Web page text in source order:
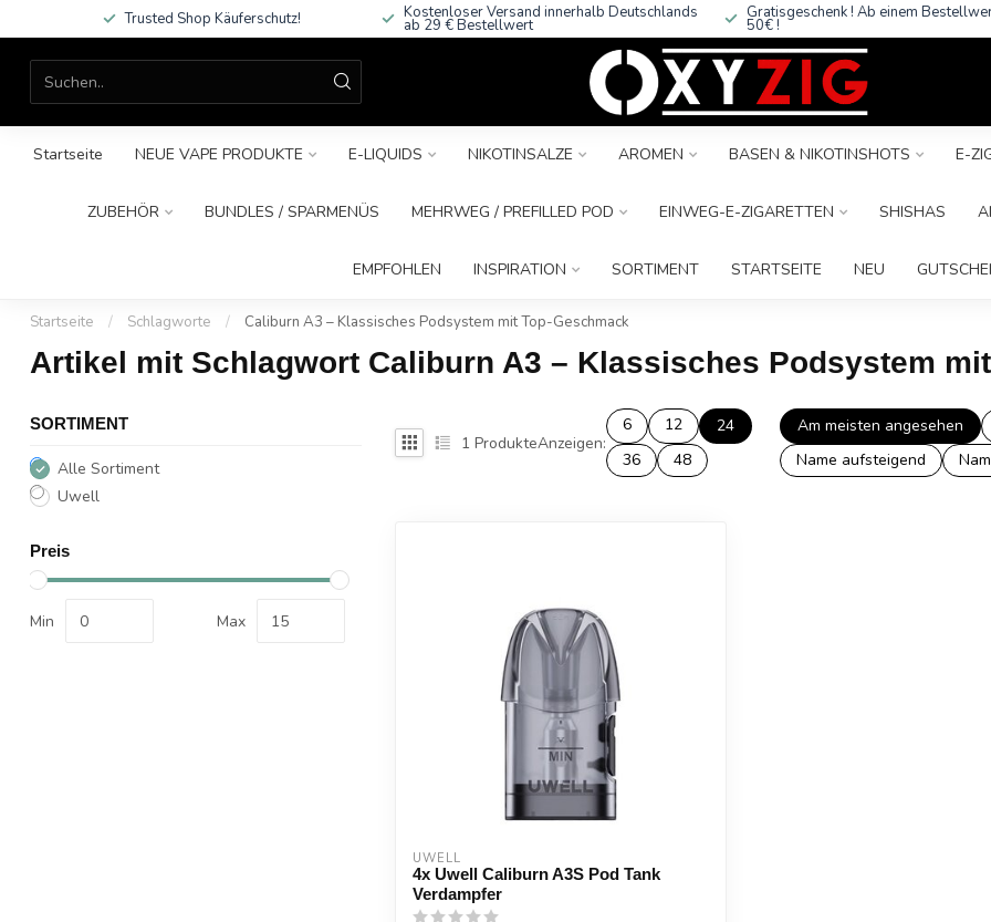
Trusted Shop Käuferschutz! Kostenloser Versand innerhalb Deutschlands
ab 29 € Bestellwert
Gratisgeschenk ! Ab einem
50€ !
Startseite NEUE VAPE PRODUKTE E-LIQUIDS NIKOTINSALZE AROMEN BASEN & NIKOTINSHOTS E-
ZUBEHÖR BUNDLES / SPARMENÜS MEHRWEG / PREFILLED POD EINWEG-E-ZIGARETTEN SHISHAS
EMPFOHLEN INSPIRATION SORTIMENT STARTSEITE NEU
Startseite / Schlagworte / Caliburn A3 – Klassisches Podsystem mit Top-Geschmack
Artikel mit Schlagwort Caliburn A3 – Klassisches Podsystem
SORTIMENT
Alle Sortiment
Uwell
Preis
Min Max
1 ProdukteAnzeigen:
6 12
24
36
48
Am meisten angesehen
Name aufsteigend
UWELL
4x Uwell Caliburn A3S Pod Tank
Verdampfer